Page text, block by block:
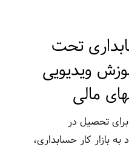
تحت
ویدیویی
مالی
تحصیل در
بازار کار حسابداری،